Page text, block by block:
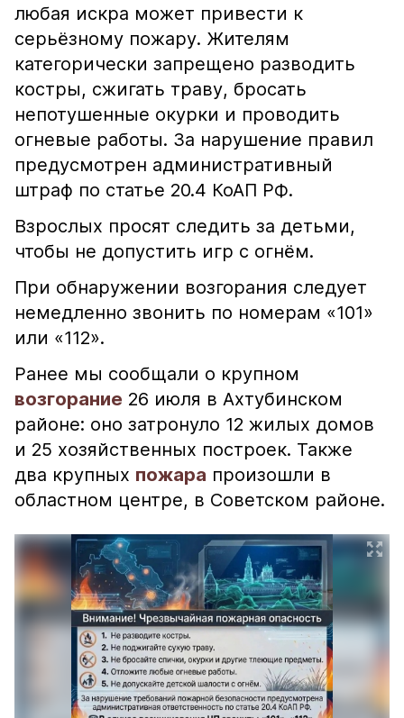
любая искра может привести к
серьёзному пожару. Жителям
категорически запрещено разводить
костры, сжигать траву, бросать
непотушенные окурки и проводить
огневые работы. За нарушение правил
предусмотрен административный
штраф по статье 20.4 КоАП РФ.
Взрослых просят следить за детьми,
чтобы не допустить игр с огнём.
При обнаружении возгорания следует
немедленно звонить по номерам «101»
или «112».
Ранее мы сообщали о крупном
возгорание 26 июля в Ахтубинском
районе: оно затронуло 12 жилых домов
и 25 хозяйственных построек. Также
два крупных пожара произошли в
областном центре, в Советском районе.